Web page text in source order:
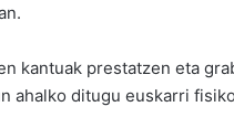
kantuak prestatzen eta
ahalko ditugu euskarri